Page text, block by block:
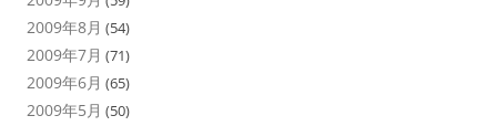
2009年8月 (54)
2009年7月 (71)
2009年6月 (65)
2009年5月 (50)